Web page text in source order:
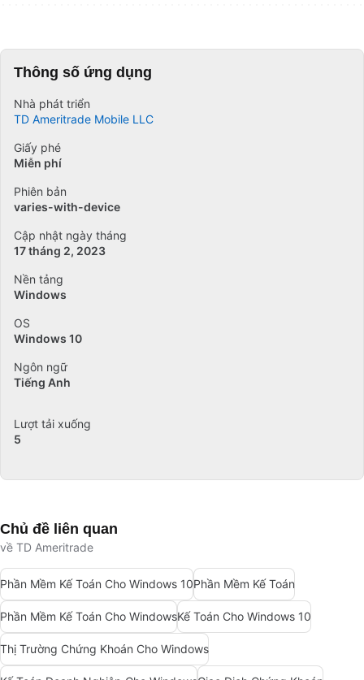
Thông số ứng dụng
Nhà phát triển
TD Ameritrade Mobile LLC
Giấy phé
Miễn phí
Phiên bản
varies-with-device
Cập nhật ngày tháng
17 tháng 2, 2023
Nền tảng
Windows
OS
Windows 10
Ngôn ngữ
Tiếng Anh
Lượt tải xuống
5
Chủ đề liên quan
về TD Ameritrade
Phần Mềm Kế Toán Cho Windows 10Phần Mềm Kế Toán
Phần Mềm Kế Toán Cho WindowsKế Toán Cho Windows 10
Thị Trường Chứng Khoán Cho Windows